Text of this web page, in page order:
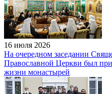
16 июля 2026
На очередном заседании
Православной Церкви был
жизни монастырей